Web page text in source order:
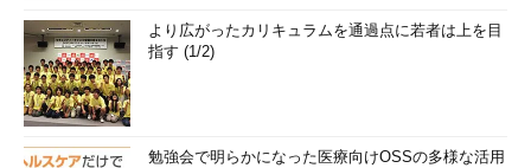
より広がったカリキュラムを通過点に若者は上を目
指す (1/2)
勉強会で明らかになった医療向けOSSの多様な活用